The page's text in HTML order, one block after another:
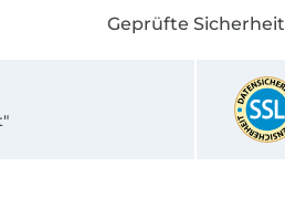
Geprüfte Sicherheit